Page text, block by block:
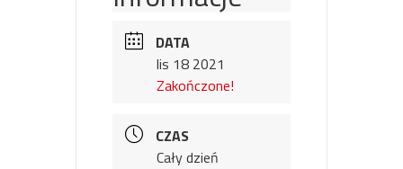
DATA
lis 18 2021
Zakończone!
CZAS
Cały dzień